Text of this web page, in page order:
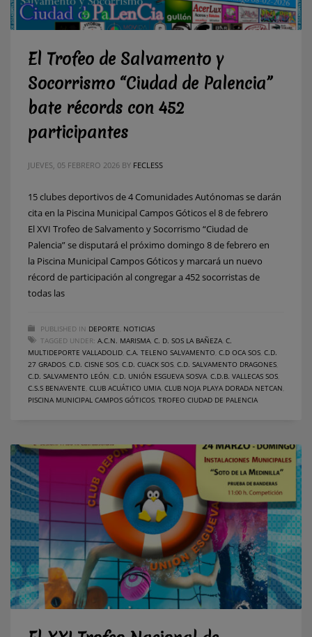
El Trofeo de Salvamento y
Socorrismo “Ciudad de Palencia”
bate récords con 452
participantes
JUEVES, 05 FEBRERO 2026 BY FECLESS
15 clubes deportivos de 4 Comunidades Autónomas se darán
cita en la Piscina Municipal Campos Góticos el 8 de febrero
El XVI Trofeo de Salvamento y Socorrismo “Ciudad de
Palencia” se disputará el próximo domingo 8 de febrero en
la Piscina Municipal Campos Góticos y marcará un nuevo
récord de participación al congregar a 452 socorristas de
todas las
PUBLISHED IN DEPORTE NOTICIAS
TAGGED UNDER: A.C.N. MARISMA C. D. SOS LA BAÑEZA C.
MULTIDEPORTE VALLADOLID C.A. TELENO SALVAMENTO C.D OCA SOS C.D.
27 GRADOS C.D. CISNE SOS C.D. CUACK SOS C.D. SALVAMENTO DRAGONES
C.D. SALVAMENTO LEÓN C.D. UNIÓN ESGUEVA SOSVA C.D.B. VALLECAS SOS
C.S.S BENAVENTE CLUB ACUÁTICO UMIA CLUB NOJA PLAYA DORADA NETCAN
PISCINA MUNICIPAL CAMPOS GÓTICOS TROFEO CIUDAD DE PALENCIA